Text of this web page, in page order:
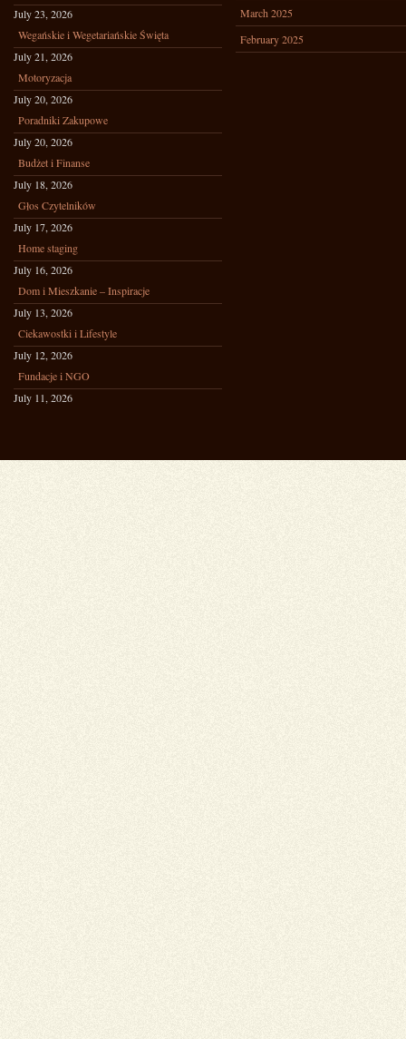
July 23, 2026
Wegańskie i Wegetariańskie Święta
July 21, 2026
Motoryzacja
July 20, 2026
Poradniki Zakupowe
July 20, 2026
Budżet i Finanse
July 18, 2026
Głos Czytelników
July 17, 2026
Home staging
July 16, 2026
Dom i Mieszkanie – Inspiracje
July 13, 2026
Ciekawostki i Lifestyle
July 12, 2026
Fundacje i NGO
July 11, 2026
March 2025
February 2025